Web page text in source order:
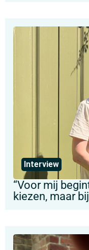
Interview
“Voor mij
kiezen, maar